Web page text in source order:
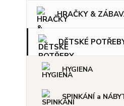
HRAČKY &
DĚTSKÉ
HYGIENA
SPINKÁNÍ a